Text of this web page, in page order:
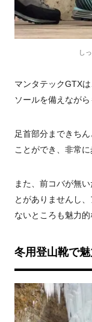
し
マンタテックGTX
ソールを備えなが
足首部分まできち
ことができ、非常に
また、前コバが無
とがありませんし
ないところも魅力
冬用登山靴で